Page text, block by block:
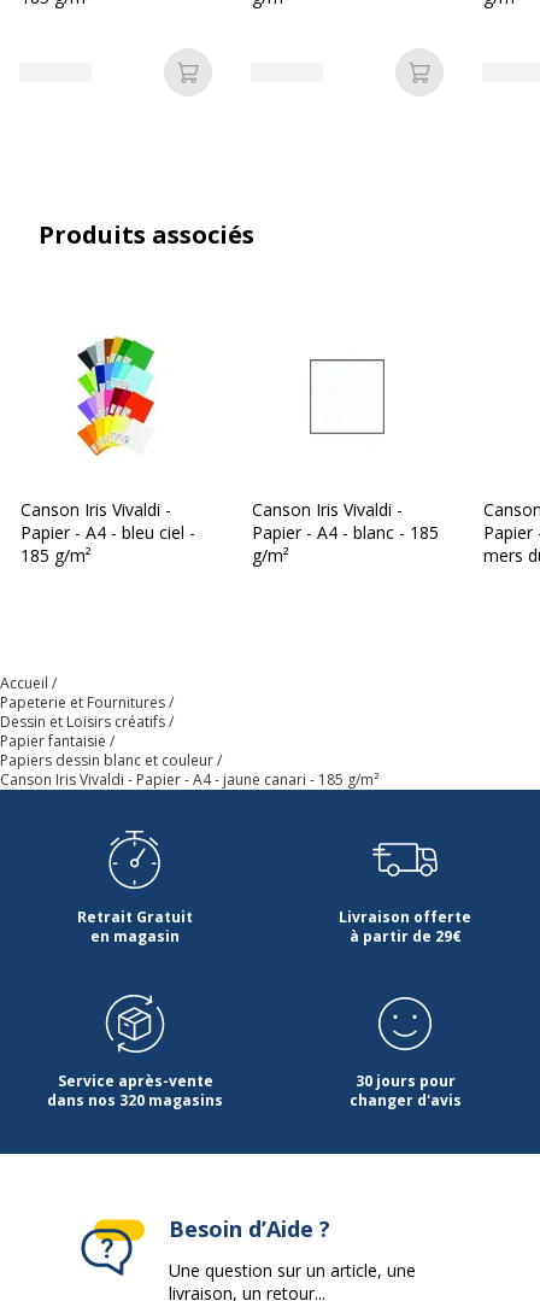
Référence produit
Profondeur
Ajouter au panier Ajouter au
Produits associés
Canson Iris Vivaldi -
Papier - A4 - bleu ciel -
185 g/m²
Canson Iris Vivaldi -
Papier - A4 - blanc - 185
g/m²
Papier
mers
Accueil
Papeterie et Fournitures
Dessin et Loisirs créatifs
Papier fantaisie
Papiers dessin blanc et couleur
Canson Iris Vivaldi - Papier - A4 - jaune canari - 185 g/m²
Retrait Gratuit
en magasin
Livraison offerte
à partir de 29€
Service après-vente
dans nos 320 magasins
30 jours pour
changer d'avis
Besoin d’Aide ?
Une question sur un article, une
livraison, un retour...